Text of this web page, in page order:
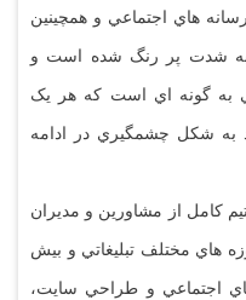
هاي اجتماعي و همچينين
به شدت پر رنگ شده است و
به گونه اي است که هر يک
به شکل چشمگيري در ادامه
کامل از مشاورين و مديران
حوزه هاي مختلف تبليغاتي و بيش
اجتماعي و طراحي سايت،